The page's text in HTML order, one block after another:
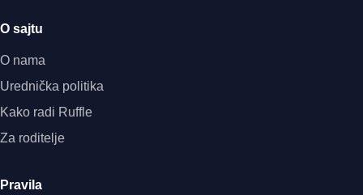
O sajtu
O nama
Urednička politika
Kako radi Ruffle
Za roditelje
Pravila